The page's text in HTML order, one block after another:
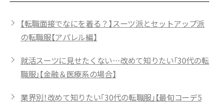
【転職面接でなにを着る？】スーツ派とセットアップ派
の転職服【アパレル編】
就活スーツに見せたくない…改めて知りたい「30代の転
職服」【金融＆医療系の場合】
業界別！改めて知りたい「30代の転職服」【最旬コーデ5